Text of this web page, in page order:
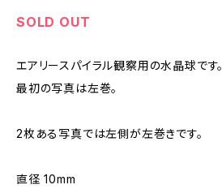
SOLD OUT
エアリースパイラル観察用の水晶球です。
最初の写真は左巻。
2枚ある写真では左側が左巻きです。
直径 10mm